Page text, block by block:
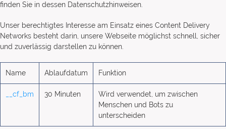
finden Sie in dessen Datenschutzhinweisen.
Unser berechtigtes Interesse am Einsatz eines Content Delivery
Networks besteht darin, unsere Webseite möglichst schnell, sicher
und zuverlässig darstellen zu können.
Name Ablaufdatum Funktion
__cf_bm 30 Minuten
Wird verwendet, um zwischen
Menschen und Bots zu
unterscheiden